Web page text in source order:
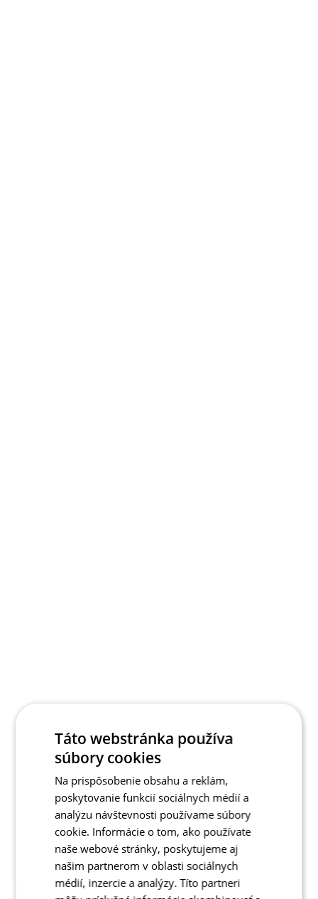
Táto webstránka používa
súbory cookies
Na prispôsobenie obsahu a reklám,
poskytovanie funkcií sociálnych médií a
analýzu návštevnosti používame súbory
cookie. Informácie o tom, ako používate
naše webové stránky, poskytujeme aj
našim partnerom v oblasti sociálnych
médií, inzercie a analýzy. Títo partneri